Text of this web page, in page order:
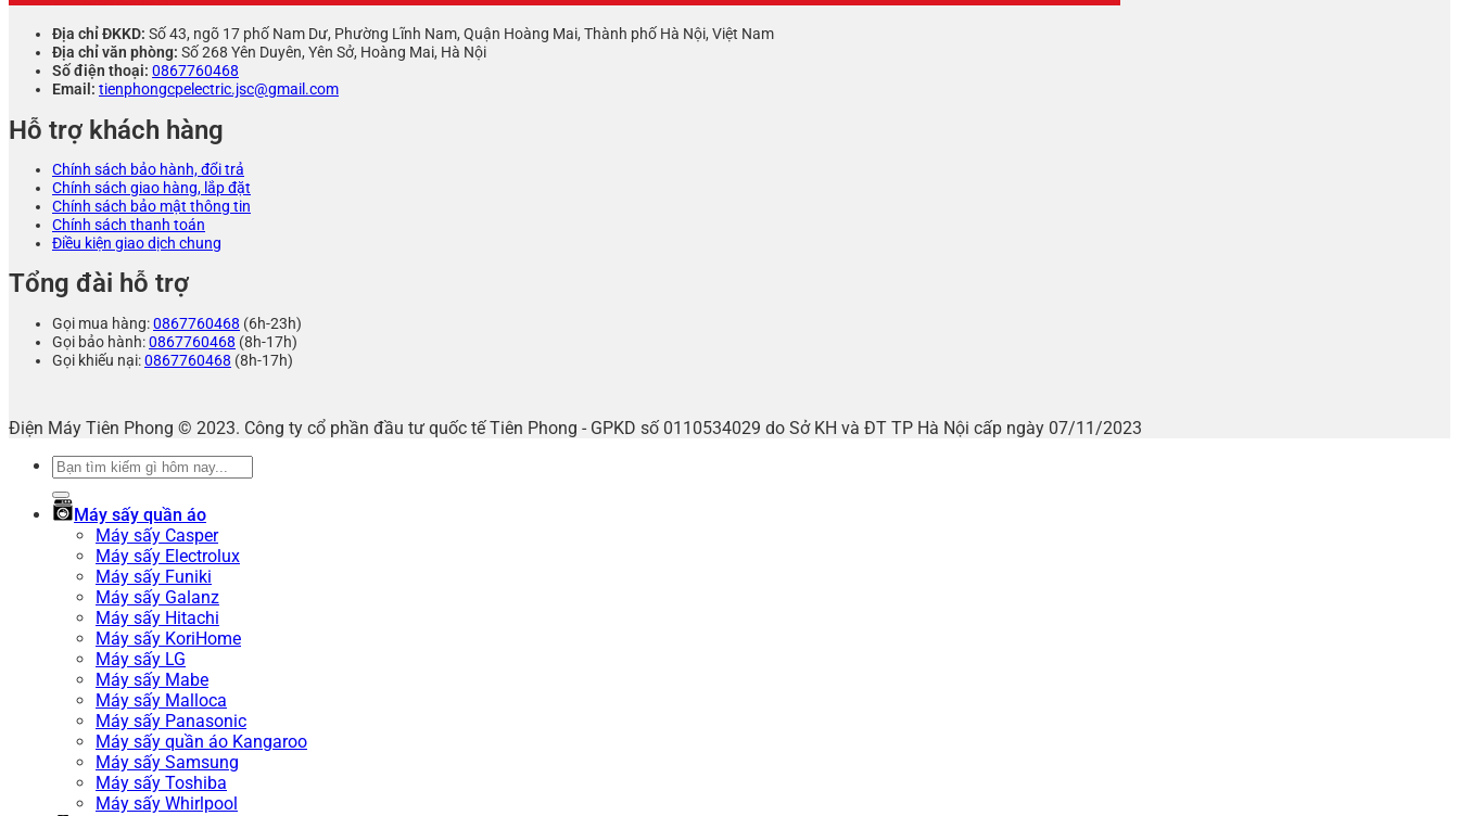
Địa chỉ ĐKKD: Số 43, ngõ 17 phố Nam Dư, Phường Lĩnh Nam, Quận Hoàng Mai, Thành phố Hà Nội, Việt Nam
Địa chỉ văn phòng: Số 268 Yên Duyên, Yên Sở, Hoàng Mai, Hà Nội
Số điện thoại: 0867760468
Email: tienphongcpelectric.jsc@gmail.com
Hỗ trợ khách hàng
Chính sách bảo hành, đổi trả
Chính sách giao hàng, lắp đặt
Chính sách bảo mật thông tin
Chính sách thanh toán
Điều kiện giao dịch chung
Tổng đài hỗ trợ
Gọi mua hàng:0867760468 (6h-23h)
Gọi bảo hành:0867760468 (8h-17h)
Gọi khiếu nại:0867760468 (8h-17h)
Điện Máy Tiên Phong © 2023. Công ty cổ phần đầu tư quốc tế Tiên Phong - GPKD số 0110534029 do Sở KH và ĐT TP Hà Nội cấp ngày 07/11/2023
Tìm
Máy sấy quần áo
Máy sấy Casper
Máy sấy Electrolux
Máy sấy Funiki
Máy sấy Galanz
Máy sấy Hitachi
Máy sấy KoriHome
Máy sấy LG
Máy sấy Mabe
Máy sấy Malloca
Máy sấy Panasonic
Máy sấy quần áo Kangaroo
Máy sấy Samsung
Máy sấy Toshiba
Máy sấy Whirlpool